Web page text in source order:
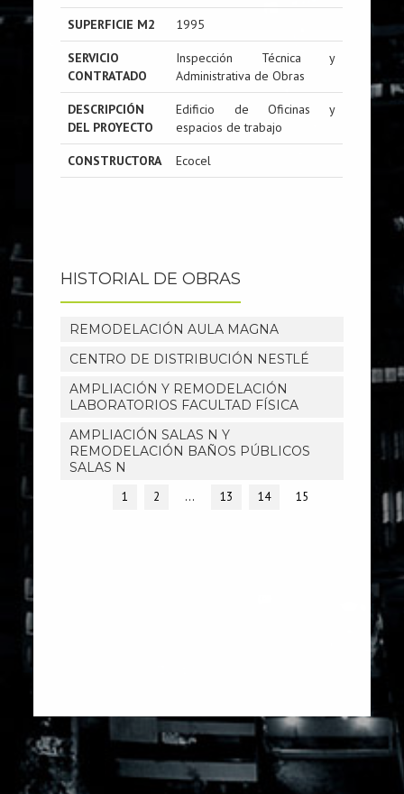
SUPERFICIE M2 1995
SERVICIO
CONTRATADO
Inspección Técnica y
Administrativa de Obras
DESCRIPCIÓN
DEL PROYECTO
Edificio de Oficinas y
espacios de trabajo
CONSTRUCTORA Ecocel
HISTORIAL DE OBRAS
REMODELACIÓN AULA MAGNA
CENTRO DE DISTRIBUCIÓN NESTLÉ
AMPLIACIÓN Y REMODELACIÓN
LABORATORIOS FACULTAD FÍSICA
AMPLIACIÓN SALAS N Y
REMODELACIÓN BAÑOS PÚBLICOS
SALAS N
1 2 … 13 14 15